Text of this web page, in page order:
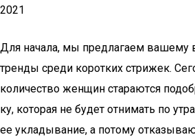
2021
Для нача­ла, мы пред­ла­га­ем
трен­ды сре­ди корот­ких стри­жек.
коли­че­ство жен­щин ста­ра­ют­ся
ку, кото­рая не будет отни­мать по
ее укла­ды­ва­ние, а пото­му